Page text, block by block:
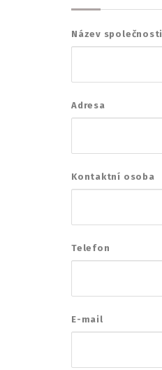
Název společnosti
Adresa
Kontaktní osoba
Telefon
E-mail